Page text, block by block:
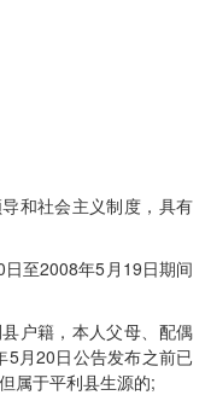
和社会主义制度，具有
至2008年5月19日期间
户籍，本人父母、配偶
月20日公告发布之前已
属于平利县生源的;